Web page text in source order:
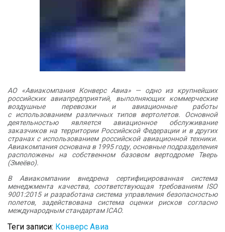
АО «Авиакомпания Конверс Авиа» — одно из крупнейших
российских авиапредприятий, выполняющих коммерческие
воздушные перевозки и авиационные работы
с использованием различных типов вертолетов. Основной
деятельностью является авиационное обслуживание
заказчиков на территории Российской Федерации и в других
странах с использованием российской авиационной техники.
Авиакомпания основана в 1995 году, основные подразделения
расположены на собственном базовом вертодроме Тверь
(Змеёво).
В Авиакомпании внедрена сертифицированная система
менеджмента качества, соответствующая требованиям ISO
9001:2015 и разработана система управления безопасностью
полетов, задействована система оценки рисков согласно
международным стандартам ICAO.
Теги записи: Конверс Авиа